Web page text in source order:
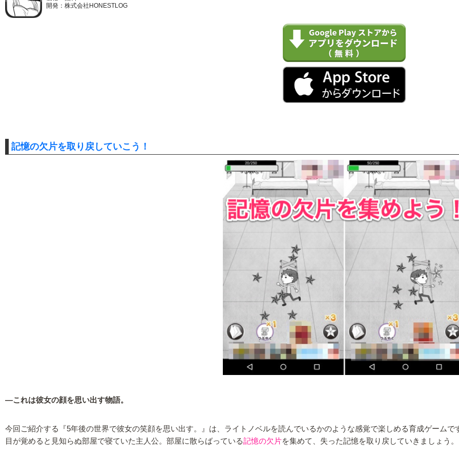
開発：株式会社HONESTLOG
記憶の欠片を取り戻していこう！
—これは彼女の顔を思い出す物語。
今回ご紹介する『5年後の世界で彼女の笑顔を思い出す。』は、ライトノベルを読んでいるかのような感覚で楽しめる育成ゲームで
目が覚めると見知らぬ部屋で寝ていた主人公。部屋に散らばっている記憶の欠片を集めて、失った記憶を取り戻していきましょう。